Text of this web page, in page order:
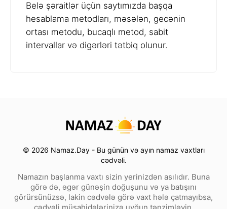
Belə şəraitlər üçün saytımızda başqa
hesablama metodları, məsələn, gecənin
ortası metodu, bucaqlı metod, sabit
intervallar və digərləri tətbiq olunur.
© 2026 Namaz.Day - Bu günün və ayın namaz vaxtları
cədvəli.
Namazın başlanma vaxtı sizin yerinizdən asılıdır. Buna
görə də, əgər günəşin doğuşunu və ya batışını
görürsünüzsə, lakin cədvələ görə vaxt hələ çatmayıbsa,